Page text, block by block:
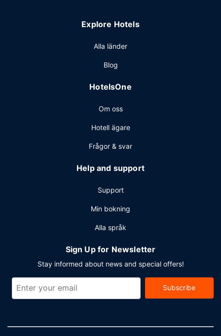
expressutcheckning och kemtvätt/tvättjänster. Avgiftsfri
Explore Hotels
Alla länder
Blog
HotelsOne
Om oss
Hotell ägare
Frågor & svar
Help and support
Support
Min bokning
Alla språk
Sign Up for Newsletter
Stay informed about news and special offers!
Subscribe